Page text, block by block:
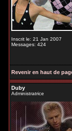
Inscrit le: 21 Jan 2007
Messages: 424
Revenir en haut de
Duby
Administratrice